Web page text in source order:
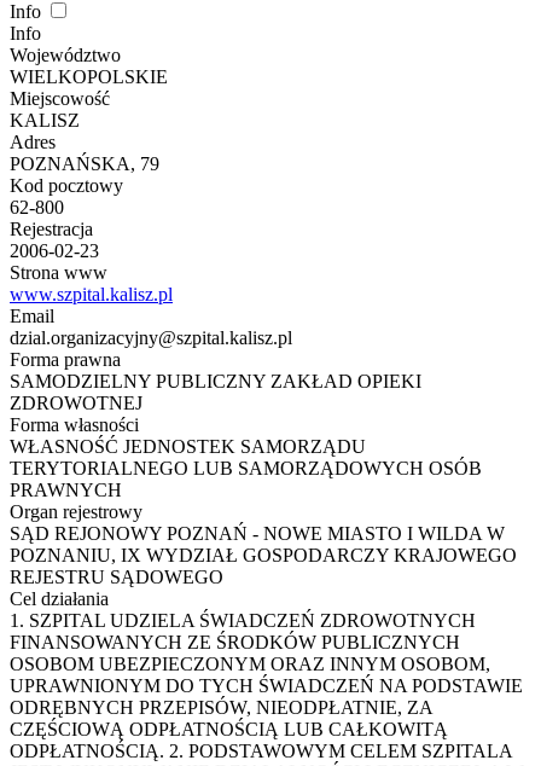
Info
Info
Województwo
WIELKOPOLSKIE
Miejscowość
KALISZ
Adres
POZNAŃSKA, 79
Kod pocztowy
62-800
Rejestracja
2006-02-23
Strona www
www.szpital.kalisz.pl
Email
dzial.organizacyjny@szpital.kalisz.pl
Forma prawna
SAMODZIELNY PUBLICZNY ZAKŁAD OPIEKI
ZDROWOTNEJ
Forma własności
WŁASNOŚĆ JEDNOSTEK SAMORZĄDU
TERYTORIALNEGO LUB SAMORZĄDOWYCH OSÓB
PRAWNYCH
Organ rejestrowy
SĄD REJONOWY POZNAŃ - NOWE MIASTO I WILDA W
POZNANIU, IX WYDZIAŁ GOSPODARCZY KRAJOWEGO
REJESTRU SĄDOWEGO
Cel działania
1. SZPITAL UDZIELA ŚWIADCZEŃ ZDROWOTNYCH
FINANSOWANYCH ZE ŚRODKÓW PUBLICZNYCH
OSOBOM UBEZPIECZONYM ORAZ INNYM OSOBOM,
UPRAWNIONYM DO TYCH ŚWIADCZEŃ NA PODSTAWIE
ODRĘBNYCH PRZEPISÓW, NIEODPŁATNIE, ZA
CZĘŚCIOWĄ ODPŁATNOŚCIĄ LUB CAŁKOWITĄ
ODPŁATNOŚCIĄ. 2. PODSTAWOWYM CELEM SZPITALA